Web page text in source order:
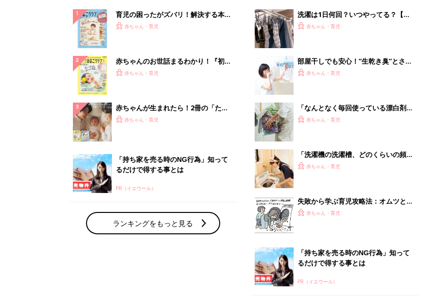
育児の困ったがズバリ！解決する本
『ひよこクラブ 秋号』 4カ月～2才
赤ちゃん・育児
赤ちゃんのお世話まるわかり！『初め
てのひよこクラブ 夏号』〈巻頭大特
赤ちゃん・育児
赤ちゃんが生まれたら！2冊の「たま
ひよ」
赤ちゃん・育児
「持ち家を売る時のNG行為」知って
るだけで得する事とは
PR（イエウール）
ランキングをもっと見る
洗濯は1日何回？いつやってる？【洗
濯のジョーシキ】
赤ちゃん・育児
部屋干しでも安心！“生乾き臭”とさよ
ならする洗濯テク３
赤ちゃん・育児
「なんとなく毎回使っている漂白剤、
本当に必要なの？」洗濯のプロに聞く
赤ちゃん・育児
「洗濯機の洗濯槽、どのくらいの頻度
で洗ってる？」掃除の頻度の正解を専
赤ちゃん・育児
失敗から学ぶ育児攻略法：オムツと洗
濯[ハハのさけび #77]
赤ちゃん・育児
「持ち家を売る時のNG行為」知って
るだけで得する事とは
PR（イエウール）